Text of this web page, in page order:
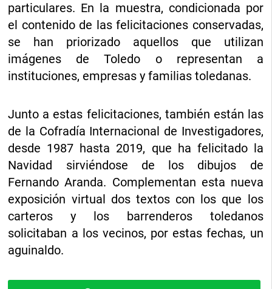
particulares. En la muestra, condicionada por
el contenido de las felicitaciones conservadas,
se han priorizado aquellos que utilizan
imágenes de Toledo o representan a
instituciones, empresas y familias toledanas.
Junto a estas felicitaciones, también están las
de la Cofradía Internacional de Investigadores,
desde 1987 hasta 2019, que ha felicitado la
Navidad sirviéndose de los dibujos de
Fernando Aranda. Complementan esta nueva
exposición virtual dos textos con los que los
carteros y los barrenderos toledanos
solicitaban a los vecinos, por estas fechas, un
aguinaldo.